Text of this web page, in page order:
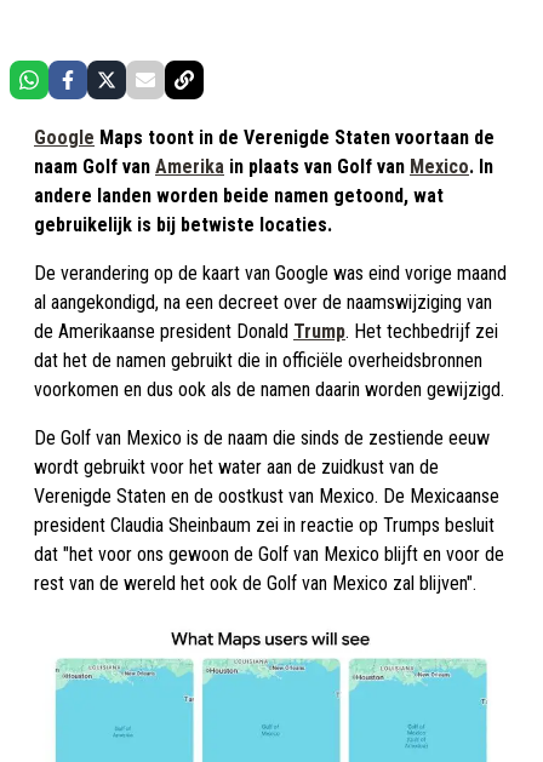
Google Maps toont in de Verenigde Staten voortaan de
naam Golf van Amerika in plaats van Golf van Mexico. In
andere landen worden beide namen getoond, wat
gebruikelijk is bij betwiste locaties.
De verandering op de kaart van Google was eind vorige maand
al aangekondigd, na een decreet over de naamswijziging van
de Amerikaanse president Donald Trump. Het techbedrijf zei
dat het de namen gebruikt die in officiële overheidsbronnen
voorkomen en dus ook als de namen daarin worden gewijzigd.
De Golf van Mexico is de naam die sinds de zestiende eeuw
wordt gebruikt voor het water aan de zuidkust van de
Verenigde Staten en de oostkust van Mexico. De Mexicaanse
president Claudia Sheinbaum zei in reactie op Trumps besluit
dat "het voor ons gewoon de Golf van Mexico blijft en voor de
rest van de wereld het ook de Golf van Mexico zal blijven".